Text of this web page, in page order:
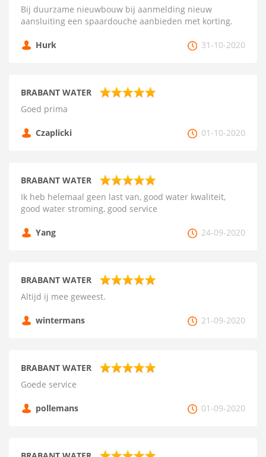
Bij duurzame nieuwbouw bij aanmelding nieuw
aansluiting een spaardouche aanbieden met korting.
Hurk 31-10-2020
BRABANT WATER
Goed prima
Czaplicki 01-10-2020
BRABANT WATER
Ik heb helemaal geen last van, good water kwaliteit,
good water stroming, good service
Yang 24-09-2020
BRABANT WATER
Altijd ij mee geweest.
wintermans 21-09-2020
BRABANT WATER
Goede service
pollemans 01-09-2020